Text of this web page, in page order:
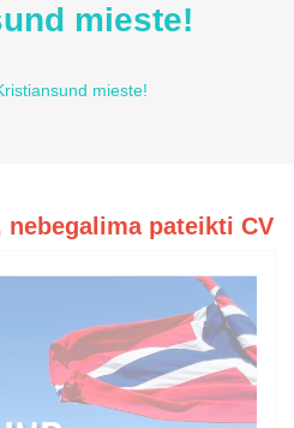
mieste!
mieste!
pateikti CV